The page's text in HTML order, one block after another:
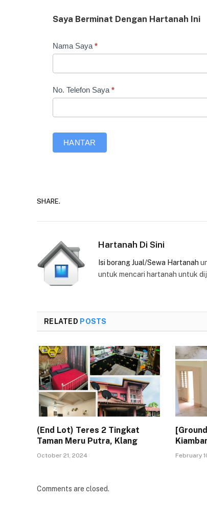
Saya Berminat Dengan Hartanah Ini
Borang
Nama Saya *
No. Telefon Saya *
HANTAR
SHARE.
Hartanah Di Sini
Isi borang Jual/Sewa Hartanah
untuk mencari hartanah untuk
RELATED POSTS
(End Lot) Teres 2 Tingkat
Taman Meru Putra, Klang
October 21, 2024 February
Comments are closed.